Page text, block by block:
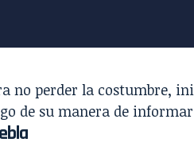
no perder la costumbre,
de su manera de